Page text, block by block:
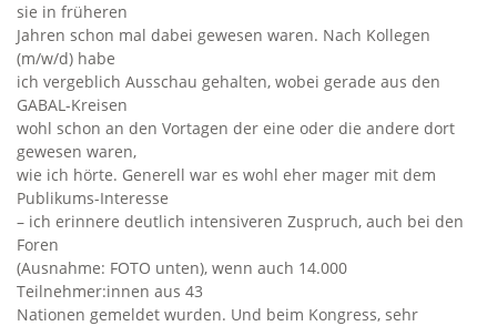
sie in früheren
Jahren schon mal dabei gewesen waren. Nach Kollegen
(m/w/d) habe
ich vergeblich Ausschau gehalten, wobei gerade aus den
GABAL-Kreisen
wohl schon an den Vortagen der eine oder die andere dort
gewesen waren,
wie ich hörte. Generell war es wohl eher mager mit dem
Publikums-Interesse
– ich erinnere deutlich intensiveren Zuspruch, auch bei den
Foren
(Ausnahme: FOTO unten), wenn auch 14.000
Teilnehmer:innen aus 43
Nationen gemeldet wurden. Und beim Kongress, sehr